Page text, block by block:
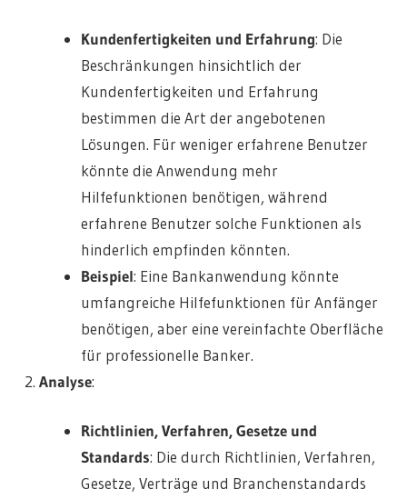
Kundenfertigkeiten und Erfahrung: Die
Beschränkungen hinsichtlich der
Kundenfertigkeiten und Erfahrung
bestimmen die Art der angebotenen
Lösungen. Für weniger erfahrene Benutzer
könnte die Anwendung mehr
Hilfefunktionen benötigen, während
erfahrene Benutzer solche Funktionen als
hinderlich empfinden könnten.
Beispiel: Eine Bankanwendung könnte
umfangreiche Hilfefunktionen für Anfänger
benötigen, aber eine vereinfachte Oberfläche
für professionelle Banker.
Analyse:
Richtlinien, Verfahren, Gesetze und
Standards: Die durch Richtlinien, Verfahren,
Gesetze, Verträge und Branchenstandards